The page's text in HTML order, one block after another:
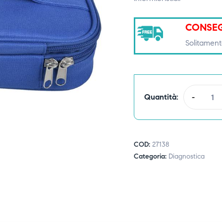
Quantità: -
COD: 27138
Categoria: Diagnostica